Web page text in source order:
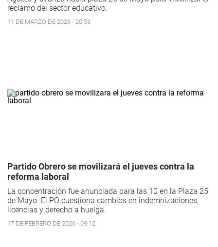
reclamo del sector educativo.
11 DE MARZO DE 2026 - 20:53
Partido Obrero se movilizará el jueves contra la
reforma laboral
La concentración fue anunciada para las 10 en la Plaza 25
de Mayo. El PO cuestiona cambios en indemnizaciones,
licencias y derecho a huelga.
17 DE FEBRERO DE 2026 - 09:12